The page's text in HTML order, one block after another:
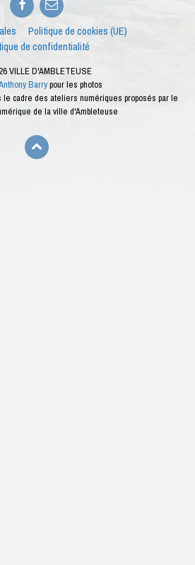
mail
Politique de cookies (UE)
de confidentialité
VILLE D'AMBLETEUSE
Barrypour les photos
cadre des ateliers numériques proposés par le
de la ville d'Ambleteuse